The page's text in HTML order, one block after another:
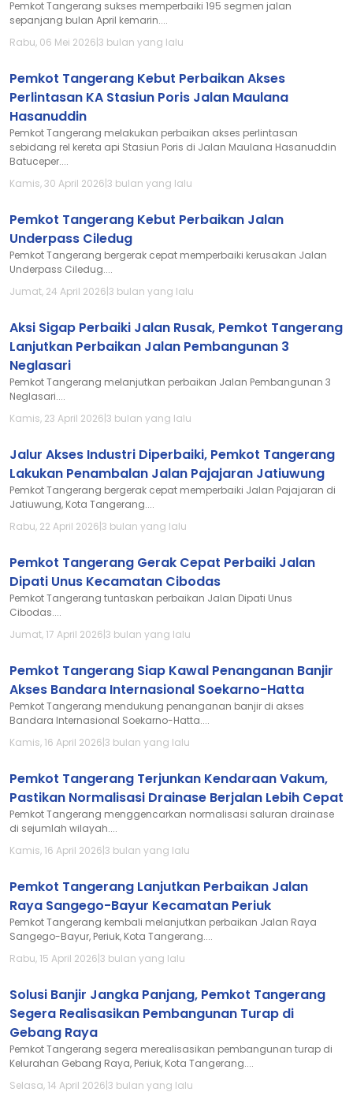
Pemkot Tangerang sukses memperbaiki 195 segmen jalan
sepanjang bulan April kemarin....
Rabu, 06 Mei 2026|3 bulan yang lalu
Pemkot Tangerang Kebut Perbaikan Akses
Perlintasan KA Stasiun Poris Jalan Maulana
Hasanuddin
Pemkot Tangerang melakukan perbaikan akses perlintasan
sebidang rel kereta api Stasiun Poris di Jalan Maulana Hasanuddin
Batuceper....
Kamis, 30 April 2026|3 bulan yang lalu
Pemkot Tangerang Kebut Perbaikan Jalan
Underpass Ciledug
Pemkot Tangerang bergerak cepat memperbaiki kerusakan Jalan
Underpass Ciledug....
Jumat, 24 April 2026|3 bulan yang lalu
Aksi Sigap Perbaiki Jalan Rusak, Pemkot Tangerang
Lanjutkan Perbaikan Jalan Pembangunan 3
Neglasari
Pemkot Tangerang melanjutkan perbaikan Jalan Pembangunan 3
Neglasari....
Kamis, 23 April 2026|3 bulan yang lalu
Jalur Akses Industri Diperbaiki, Pemkot Tangerang
Lakukan Penambalan Jalan Pajajaran Jatiuwung
Pemkot Tangerang bergerak cepat memperbaiki Jalan Pajajaran di
Jatiuwung, Kota Tangerang....
Rabu, 22 April 2026|3 bulan yang lalu
Pemkot Tangerang Gerak Cepat Perbaiki Jalan
Dipati Unus Kecamatan Cibodas
Pemkot Tangerang tuntaskan perbaikan Jalan Dipati Unus
Cibodas....
Jumat, 17 April 2026|3 bulan yang lalu
Pemkot Tangerang Siap Kawal Penanganan Banjir
Akses Bandara Internasional Soekarno-Hatta
Pemkot Tangerang mendukung penanganan banjir di akses
Bandara Internasional Soekarno-Hatta....
Kamis, 16 April 2026|3 bulan yang lalu
Pemkot Tangerang Terjunkan Kendaraan Vakum,
Pastikan Normalisasi Drainase Berjalan Lebih Cepat
Pemkot Tangerang menggencarkan normalisasi saluran drainase
di sejumlah wilayah....
Kamis, 16 April 2026|3 bulan yang lalu
Pemkot Tangerang Lanjutkan Perbaikan Jalan
Raya Sangego-Bayur Kecamatan Periuk
Pemkot Tangerang kembali melanjutkan perbaikan Jalan Raya
Sangego-Bayur, Periuk, Kota Tangerang....
Rabu, 15 April 2026|3 bulan yang lalu
Solusi Banjir Jangka Panjang, Pemkot Tangerang
Segera Realisasikan Pembangunan Turap di
Gebang Raya
Pemkot Tangerang segera merealisasikan pembangunan turap di
Kelurahan Gebang Raya, Periuk, Kota Tangerang....
Selasa, 14 April 2026|3 bulan yang lalu